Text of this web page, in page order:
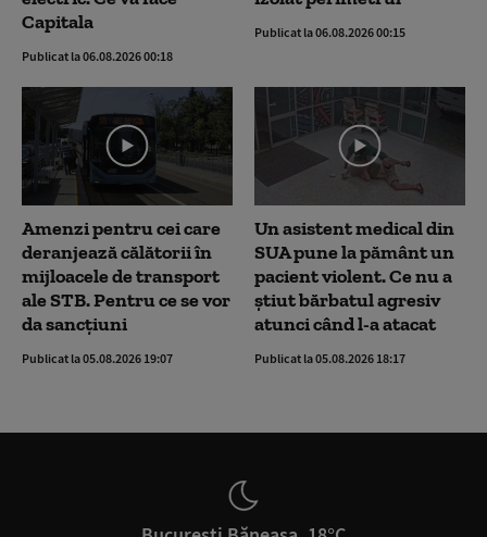
Capitala
Publicat la 06.08.2026 00:18
Publicat la 06.08.2026 00:15
Amenzi pentru cei care
deranjează călătorii în
mijloacele de transport
ale STB. Pentru ce se vor
da sancțiuni
Publicat la 05.08.2026 19:07
Un asistent medical din
SUA pune la pământ un
pacient violent. Ce nu a
știut bărbatul agresiv
atunci când l-a atacat
Publicat la 05.08.2026 18:17